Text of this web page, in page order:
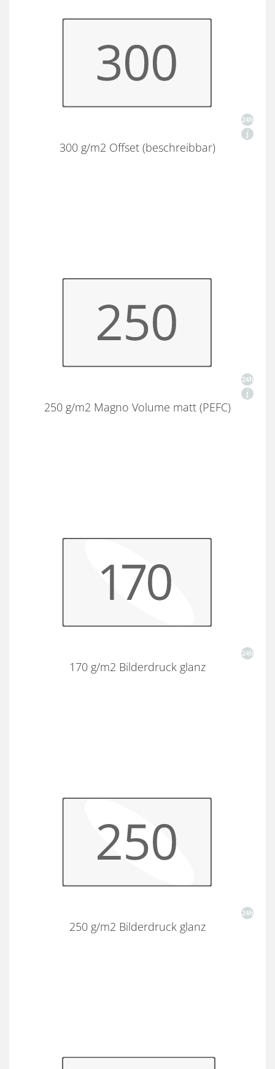
300 g/m2 Offset (beschreibbar)
250 g/m2 Magno Volume matt (PEFC)
170 g/m2 Bilderdruck glanz
250 g/m2 Bilderdruck glanz